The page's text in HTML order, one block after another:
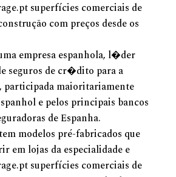
superfícies comerciais de
com preços desde os
empresa espanhola, l�der
seguros de cr�dito para a
maioritariamente
e pelos principais bancos
de Espanha.
modelos pré-fabricados que
em lojas da especialidade e
superfícies comerciais de